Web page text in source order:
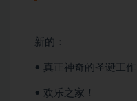
新的：
• 真正神奇的圣诞工作
• 欢乐之家！